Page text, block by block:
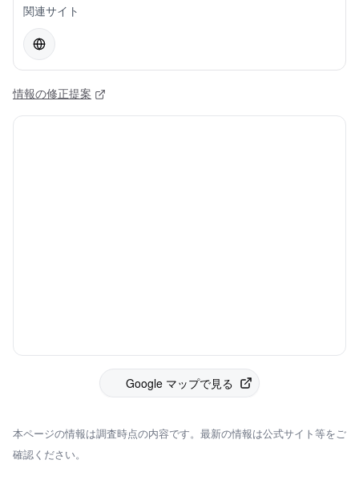
関連サイト
情報の修正提案
Google マップで見る
本ページの情報は調査時点の内容です。最新の情報は公式サイト等をご
確認ください。